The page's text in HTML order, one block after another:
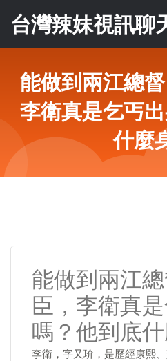
台灣辣妹視訊聊
能做到兩江總
李衛真是乞丐
什麼
能做到兩江
臣，李衛真
嗎？他到底
李衛，字又玠，是歷經康熙